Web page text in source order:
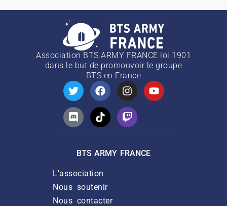
Association BTS ARMY FRANCE loi 1901
dans le but de promouvoir le groupe
BTS en France
BTS ARMY FRANCE
L'association
Nous soutenir
Nous contacter